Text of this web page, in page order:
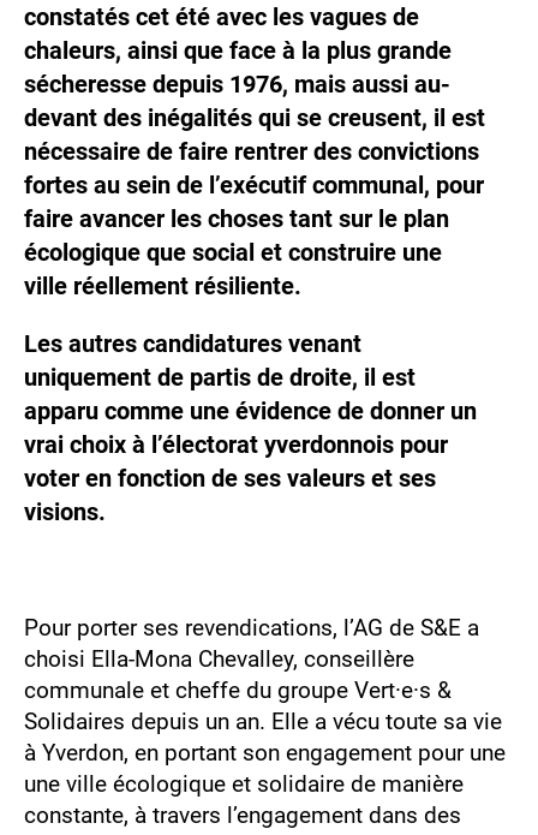
constatés cet été avec les vagues de
chaleurs, ainsi que face à la plus grande
sécheresse depuis 1976, mais aussi au-
devant des inégalités qui se creusent, il est
nécessaire de faire rentrer des convictions
fortes au sein de l’exécutif communal, pour
faire avancer les choses tant sur le plan
écologique que social et construire une
ville réellement résiliente.
Les autres candidatures venant
uniquement de partis de droite, il est
apparu comme une évidence de donner un
vrai choix à l’électorat yverdonnois pour
voter en fonction de ses valeurs et ses
visions.
Pour porter ses revendications, l’AG de S&E a
choisi Ella-Mona Chevalley, conseillère
communale et cheffe du groupe Vert·e·s &
Solidaires depuis un an. Elle a vécu toute sa vie
à Yverdon, en portant son engagement pour une
une ville écologique et solidaire de manière
constante, à travers l’engagement dans des